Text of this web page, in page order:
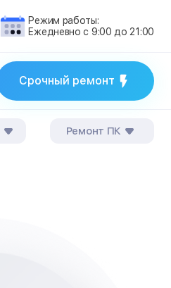
Режим работы:
Ежедневно с 9:00 до 21:00
Срочный ремонт
Ремонт ПК